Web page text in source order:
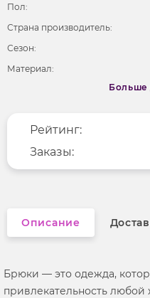
Пол:
Страна производитель:
Сезон:
Материал:
Фактура материала
Больше
Меньше
Рейтинг:
Заказы:
Описание
Брюки — это одежда,
привлекательность